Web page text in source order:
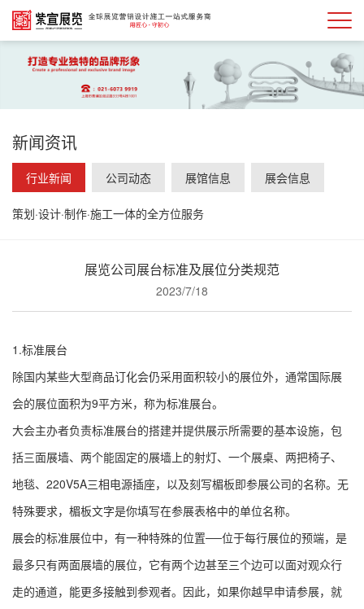
新闻资讯
行业新闻 公司动态 展馆信息 展会信息
策划·设计·制作·施工一体的全方位服务
展览公司展台标准及展位分类规范
2023/7/18
1.标准展台
除国内某些大型商品订化会仍采用面积较小的展位外，通常国际展
会的展位面积为9平方米，称为标准展台。
大会主办者负责标准展台的搭建并提供展示所需要的基本设施，包
括三面展墙、两个能固定的展墙上的射灯、一个展桌、两把椅子、
地毯、220V5A三相电源插座，以及刻写楣板即参展公司的名称。无
特殊要求，楣板文字是你填写在参展表格中的单位名称。
展会的标准展位中，有一种特殊的位置──位于每行展位的预端，是
最多只有两面展墙的展位，它有两个边甚至三个边可以面对观众行
走的通道，能更多接触到参观者。因此，如果你越早申请参展，就